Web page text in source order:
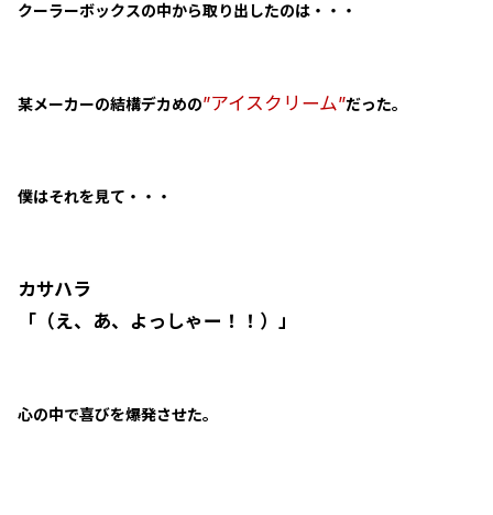
クーラーボックスの中から取り出したのは・・・
某メーカーの結構デカめの”アイスクリーム”だった。
僕はそれを見て・・・
カサハラ
「（え、あ、よっしゃー！！）」
心の中で喜びを爆発させた。